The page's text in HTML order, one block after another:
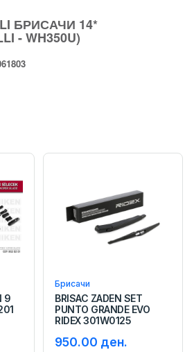
БРИСАЧИ 14*
- WH350U)
9
Брисачи
BRISAC ZADEN SET
PUNTO GRANDE EVO
RIDEX 301W0125
950.00 ден.